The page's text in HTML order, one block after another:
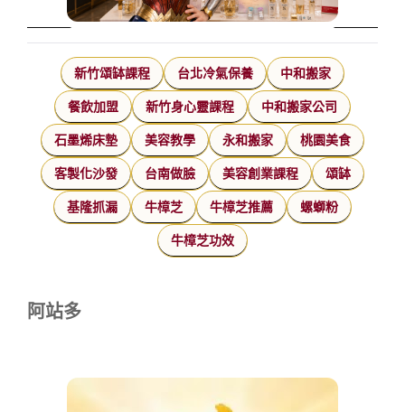
新竹頌缽課程 台北冷氣保養 中和搬家
餐飲加盟 新竹身心靈課程 中和搬家公司
石墨烯床墊 美容教學 永和搬家 桃園美食
客製化沙發 台南做臉 美容創業課程 頌缽
基隆抓漏 牛樟芝 牛樟芝推薦 螺螄粉
牛樟芝功效
阿站多